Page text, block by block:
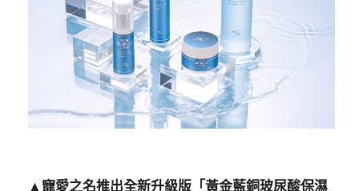
▲寵愛之名推出全新升級版「黃金藍銅玻尿酸保濕